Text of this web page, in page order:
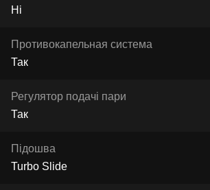
Ні
Противокапельная система
Так
Регулятор подачі пари
Так
Підошва
Turbo Slide